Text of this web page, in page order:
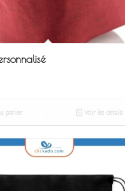
panier Voir les détails